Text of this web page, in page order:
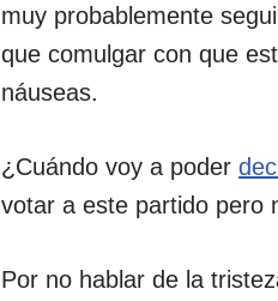
muy probablemente
que comulgar con que
náuseas.
¿Cuándo voy a poder
votar a este partido pero
Por no hablar de la